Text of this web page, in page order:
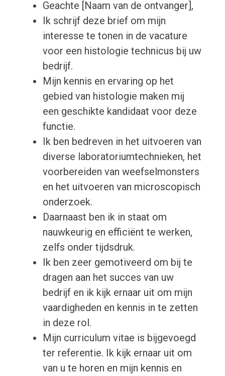
Geachte [Naam van de ontvanger],
Ik schrijf deze brief om mijn
interesse te tonen in de vacature
voor een histologie technicus bij uw
bedrijf.
Mijn kennis en ervaring op het
gebied van histologie maken mij
een geschikte kandidaat voor deze
functie.
Ik ben bedreven in het uitvoeren van
diverse laboratoriumtechnieken, het
voorbereiden van weefselmonsters
en het uitvoeren van microscopisch
onderzoek.
Daarnaast ben ik in staat om
nauwkeurig en efficiënt te werken,
zelfs onder tijdsdruk.
Ik ben zeer gemotiveerd om bij te
dragen aan het succes van uw
bedrijf en ik kijk ernaar uit om mijn
vaardigheden en kennis in te zetten
in deze rol.
Mijn curriculum vitae is bijgevoegd
ter referentie. Ik kijk ernaar uit om
van u te horen en mijn kennis en